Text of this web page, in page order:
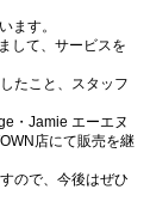
ます。
して、サービスを
たこと、スタッフ
・Jamie エーエヌ
店にて販売を継
ので、今後はぜひ